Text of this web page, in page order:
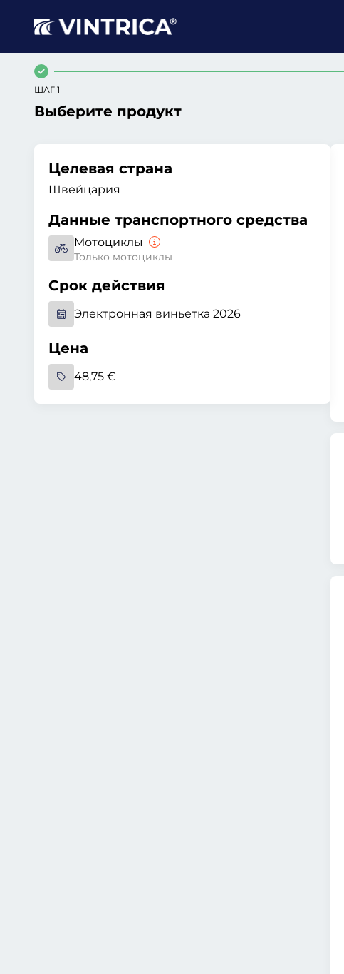
ШАГ 1
Выберите продукт
Целевая страна
Швейцария
Данные транспортного средства
Мотоциклы
Только мотоциклы
Срок действия
Электронная виньетка 2026
Цена
48,75 €